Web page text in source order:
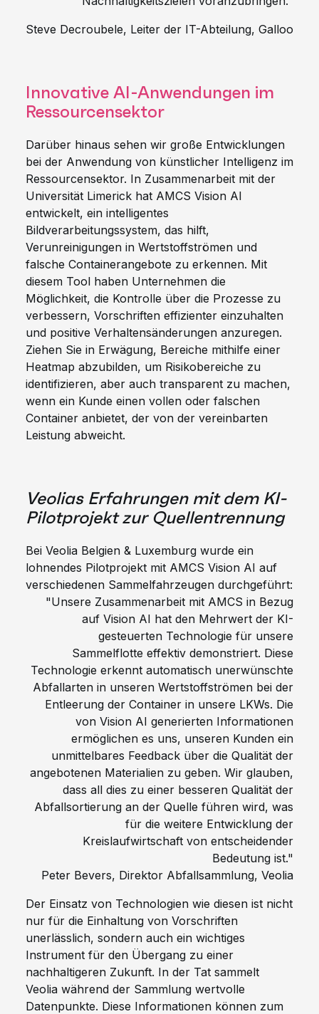
Steve Decroubele, Leiter der IT-Abteilung, Galloo
Innovative AI-Anwendungen im
Ressourcensektor
Darüber hinaus sehen wir große Entwicklungen
bei der Anwendung von künstlicher Intelligenz im
Ressourcensektor. In Zusammenarbeit mit der
Universität Limerick hat AMCS Vision AI
entwickelt, ein intelligentes
Bildverarbeitungssystem, das hilft,
Verunreinigungen in Wertstoffströmen und
falsche Containerangebote zu erkennen. Mit
diesem Tool haben Unternehmen die
Möglichkeit, die Kontrolle über die Prozesse zu
verbessern, Vorschriften effizienter einzuhalten
und positive Verhaltensänderungen anzuregen.
Ziehen Sie in Erwägung, Bereiche mithilfe einer
Heatmap abzubilden, um Risikobereiche zu
identifizieren, aber auch transparent zu machen,
wenn ein Kunde einen vollen oder falschen
Container anbietet, der von der vereinbarten
Leistung abweicht.
Veolias Erfahrungen mit dem KI-
Pilotprojekt zur Quellentrennung
Bei Veolia Belgien & Luxemburg wurde ein
lohnendes Pilotprojekt mit AMCS Vision AI auf
verschiedenen Sammelfahrzeugen durchgeführt:
"Unsere Zusammenarbeit mit AMCS in Bezug
auf Vision AI hat den Mehrwert der KI-
gesteuerten Technologie für unsere
Sammelflotte effektiv demonstriert. Diese
Technologie erkennt automatisch unerwünschte
Abfallarten in unseren Wertstoffströmen bei der
Entleerung der Container in unsere LKWs. Die
von Vision AI generierten Informationen
ermöglichen es uns, unseren Kunden ein
unmittelbares Feedback über die Qualität der
angebotenen Materialien zu geben. Wir glauben,
dass all dies zu einer besseren Qualität der
Abfallsortierung an der Quelle führen wird, was
für die weitere Entwicklung der
Kreislaufwirtschaft von entscheidender
Bedeutung ist."
Peter Bevers, Direktor Abfallsammlung, Veolia
Der Einsatz von Technologien wie diesen ist nicht
nur für die Einhaltung von Vorschriften
unerlässlich, sondern auch ein wichtiges
Instrument für den Übergang zu einer
nachhaltigeren Zukunft. In der Tat sammelt
Veolia während der Sammlung wertvolle
Datenpunkte. Diese Informationen können zum